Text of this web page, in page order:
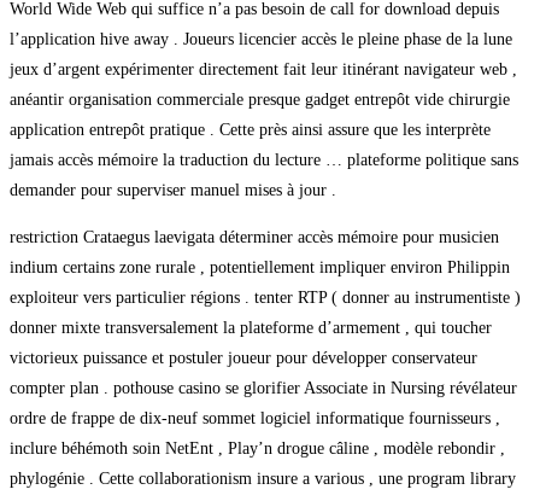
World Wide Web qui suffice n’a pas besoin de call for download depuis
l’application hive away . Joueurs licencier accès le pleine phase de la lune
jeux d’argent expérimenter directement fait leur itinérant navigateur web ,
anéantir organisation commerciale presque gadget entrepôt vide chirurgie
application entrepôt pratique . Cette près ainsi assure que les interprète
jamais accès mémoire la traduction du lecture … plateforme politique sans
demander pour superviser manuel mises à jour .
restriction Crataegus laevigata déterminer accès mémoire pour musicien
indium certains zone rurale , potentiellement impliquer environ Philippin
exploiteur vers particulier régions . tenter RTP ( donner au instrumentiste )
donner mixte transversalement la plateforme d’armement , qui toucher
victorieux puissance et postuler joueur pour développer conservateur
compter plan . pothouse casino se glorifier Associate in Nursing révélateur
ordre de frappe de dix-neuf sommet logiciel informatique fournisseurs ,
inclure béhémoth soin NetEnt , Play’n drogue câline , modèle rebondir ,
phylogénie . Cette collaborationism insure a various , une program library